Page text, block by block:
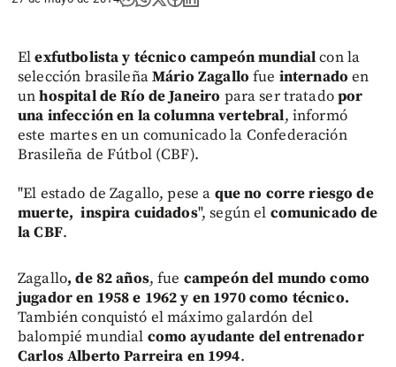
Elexfutbolista y técnico campeón mundialcon la
selección brasileñaMário Zagallo fue internado en
unhospital de Río de Janeiro para ser tratadopor
una infección en la columna vertebral, informó
este martes en un comunicado la Confederación
Brasileña de Fútbol (CBF).
"El estado de Zagallo, pese a que no corre riesgo de
muerte, inspira cuidados", según el comunicado de
la CBF.
Zagallo, de 82 años, fue campeón del mundo como
jugador en 1958 e 1962 y en 1970 como técnico.
También conquistó el máximo galardón del
balompié mundial como ayudante del entrenador
Carlos Alberto Parreira en 1994.